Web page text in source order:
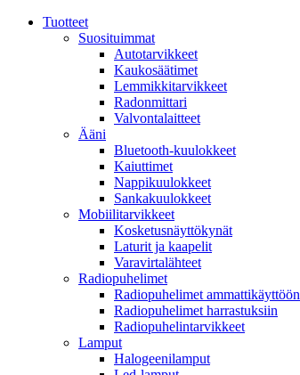
Tuotteet
Suosituimmat
Autotarvikkeet
Kaukosäätimet
Lemmikkitarvikkeet
Radonmittari
Valvontalaitteet
Ääni
Bluetooth-kuulokkeet
Kaiuttimet
Nappikuulokkeet
Sankakuulokkeet
Mobiilitarvikkeet
Kosketusnäyttökynät
Laturit ja kaapelit
Varavirtalähteet
Radiopuhelimet
Radiopuhelimet ammattikäyttöön
Radiopuhelimet harrastuksiin
Radiopuhelintarvikkeet
Lamput
Halogeenilamput